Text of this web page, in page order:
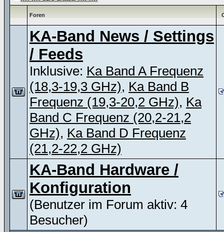
Foren
KA-Band News / Settings
/ Feeds
Inklusive: Ka Band A Frequenz
(18,3-19,3 GHz), Ka Band B
Frequenz (19,3-20,2 GHz), Ka
Band C Frequenz (20,2-21,2
GHz), Ka Band D Frequenz
(21,2-22,2 GHz)
KA-Band Hardware /
Konfiguration
(Benutzer im Forum aktiv: 4
Besucher)